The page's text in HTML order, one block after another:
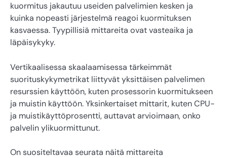
kuormitus jakautuu useiden palvelimien kesken ja
kuinka nopeasti järjestelmä reagoi kuormituksen
kasvaessa. Tyypillisiä mittareita ovat vasteaika ja
läpäisykyky.
Vertikaalisessa skaalaamisessa tärkeimmät
suorituskykymetrikat liittyvät yksittäisen palvelimen
resurssien käyttöön, kuten prosessorin kuormitukseen
ja muistin käyttöön. Yksinkertaiset mittarit, kuten CPU-
ja muistikäyttöprosentti, auttavat arvioimaan, onko
palvelin ylikuormittunut.
On suositeltavaa seurata näitä mittareita